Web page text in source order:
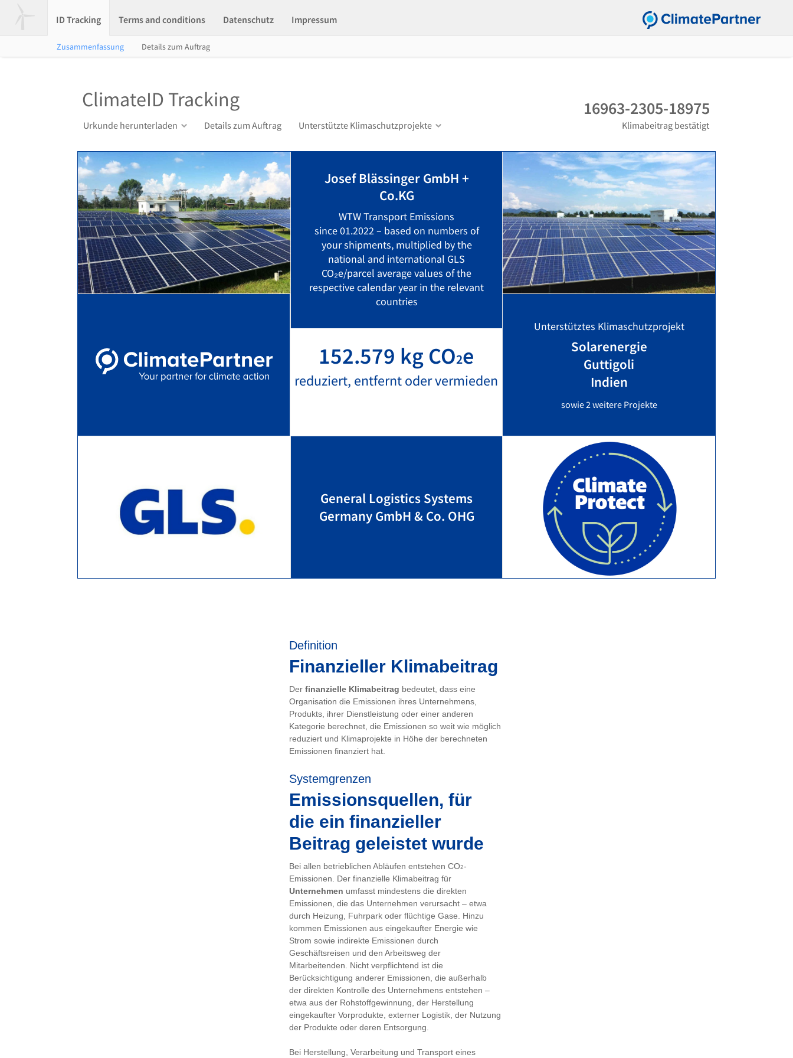
ID Tracking Terms and conditions Datenschutz Impressum
Zusammenfassung Details zum Auftrag
ClimateID Tracking
Urkunde herunterladen Details zum Auftrag Unterstützte Klimaschutzprojekte
16963-2305-18975
Klimabeitrag bestätigt
Josef Blässinger GmbH +
Co.KG
WTW Transport Emissions
since 01.2022 – based on numbers of
your shipments, multiplied by the
national and international GLS
CO₂e/parcel average values of the
respective calendar year in the relevant
countries
152.579 kg CO2e
reduziert, entfernt oder vermieden
Unterstütztes Klimaschutzprojekt
Solarenergie
Guttigoli
Indien
sowie 2 weitere Projekte
General Logistics Systems
Germany GmbH & Co. OHG
Definition
Finanzieller Klimabeitrag
Der finanzielle Klimabeitrag bedeutet, dass eine
Organisation die Emissionen ihres Unternehmens,
Produkts, ihrer Dienstleistung oder einer anderen
Kategorie berechnet, die Emissionen so weit wie möglich
reduziert und Klimaprojekte in Höhe der berechneten
Emissionen finanziert hat.
Systemgrenzen
Emissionsquellen, für
die ein finanzieller
Beitrag geleistet wurde
Bei allen betrieblichen Abläufen entstehen CO2-
Emissionen. Der finanzielle Klimabeitrag für
Unternehmen umfasst mindestens die direkten
Emissionen, die das Unternehmen verursacht – etwa
durch Heizung, Fuhrpark oder flüchtige Gase. Hinzu
kommen Emissionen aus eingekaufter Energie wie
Strom sowie indirekte Emissionen durch
Geschäftsreisen und den Arbeitsweg der
Mitarbeitenden. Nicht verpflichtend ist die
Berücksichtigung anderer Emissionen, die außerhalb
der direkten Kontrolle des Unternehmens entstehen –
etwa aus der Rohstoffgewinnung, der Herstellung
eingekaufter Vorprodukte, externer Logistik, der Nutzung
der Produkte oder deren Entsorgung.
Bei Herstellung, Verarbeitung und Transport eines